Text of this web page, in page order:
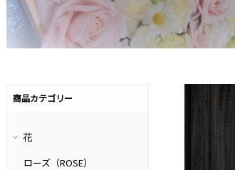
商品カテゴリー
花
ローズ（ROSE）